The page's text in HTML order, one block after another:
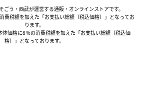
ごう・西武が運営する通販・オンラインストアです。
費税額を加えた「お支払い総額（税込価格）」となってお
ります。
価格に8％の消費税額を加えた「お支払い総額（税込価
格）」となっております。